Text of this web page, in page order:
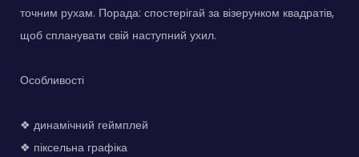
точним рухам. Порада: спостерігай за візерунком квадратів,
щоб спланувати свій наступний ухил.
Особливості
❖ динамічний геймплей
❖ піксельна графіка